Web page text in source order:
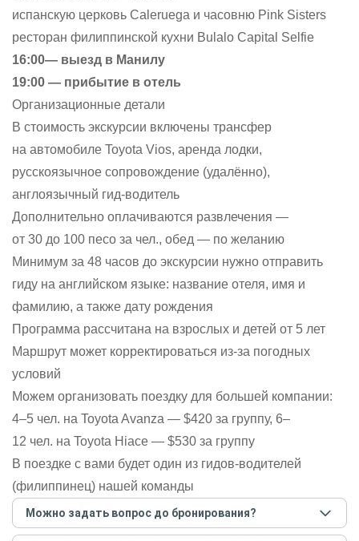
испанскую церковь Caleruega и часовню Pink Sisters
ресторан филиппинской кухни Bulalo Capital Selfie
16:00— выезд в Манилу
19:00 — прибытие в отель
Организационные детали
В стоимость экскурсии включены трансфер
на автомобиле Toyota Vios, аренда лодки,
русскоязычное сопровождение (удалённо),
англоязычный гид-водитель
Дополнительно оплачиваются развлечения —
от 30 до 100 песо за чел., обед — по желанию
Минимум за 48 часов до экскурсии нужно отправить
гиду на английском языке: название отеля, имя и
фамилию, а также дату рождения
Программа рассчитана на взрослых и детей от 5 лет
Маршрут может корректироваться из-за погодных
условий
Можем организовать поездку для большей компании:
4–5 чел. на Toyota Avanza — $420 за группу, 6–
12 чел. на Toyota Hiace — $530 за группу
В поездке с вами будет один из гидов-водителей
(филиппинец) нашей команды
Можно задать вопрос до бронирования?
Достаточно перейти по ссылке «Задать вопрос» и